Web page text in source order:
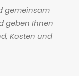
gemeinsam
geben Ihnen
Kosten und